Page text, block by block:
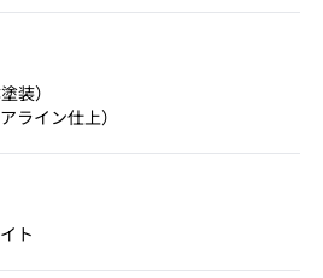
装）
ライン仕上）
ト